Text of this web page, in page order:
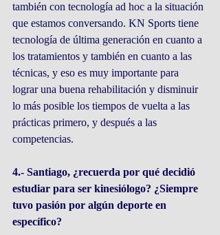
también con tecnología ad hoc a la situación
que estamos conversando. KN Sports tiene
tecnología de última generación en cuanto a
los tratamientos y también en cuanto a las
técnicas, y eso es muy importante para
lograr una buena rehabilitación y disminuir
lo más posible los tiempos de vuelta a las
prácticas primero, y después a las
competencias.
4.- Santiago, ¿recuerda por qué decidió
estudiar para ser kinesiólogo? ¿Siempre
tuvo pasión por algún deporte en
específico?